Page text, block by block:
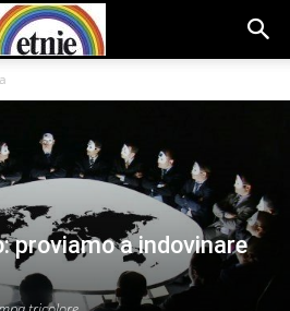
proviamo a indovinare